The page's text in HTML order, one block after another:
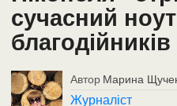
сучасний
благодійників
Автор Марина
Журналіст